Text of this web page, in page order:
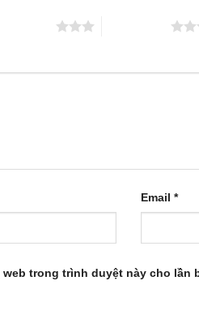
Email *
trong trình duyệt này cho lần